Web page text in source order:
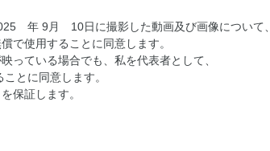
年 9月 10日に撮影した動画及び画像について、
で使用することに同意します。
っている場合でも、私を代表者として、
とに同意します。
保証します。